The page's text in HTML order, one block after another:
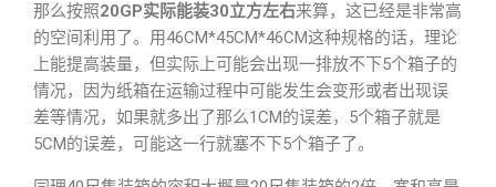
那么按照20GP实际能装30立方左右来算，这已经是非常高
的空间利用了。用46CM*45CM*46CM这种规格的话，理论
上能提高装量，但实际上可能会出现一排放不下5个箱子的
情况，因为纸箱在运输过程中可能发生会变形或者出现误
差等情况，如果就多出了那么1CM的误差，5个箱子就是
5CM的误差，可能这一行就塞不下5个箱子了。